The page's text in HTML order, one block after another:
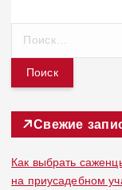
т
Свежие
Как выбрать
на приусадебном